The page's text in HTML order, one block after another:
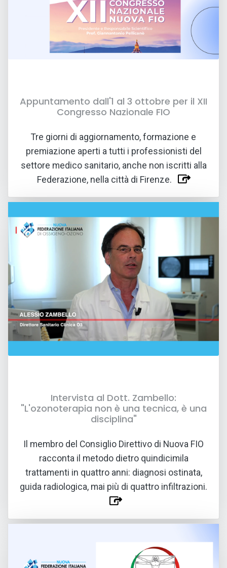
Appuntamento dall'1 al 3 ottobre per il XII
Congresso Nazionale FIO
Tre giorni di aggiornamento, formazione e
premiazione aperti a tutti i professionisti del
settore medico sanitario, anche non iscritti alla
Federazione, nella città di Firenze.
Intervista al Dott. Zambello:
"L'ozonoterapia non è una tecnica, è una
disciplina"
Il membro del Consiglio Direttivo di Nuova FIO
racconta il metodo dietro quindicimila
trattamenti in quattro anni: diagnosi ostinata,
guida radiologica, mai più di quattro infiltrazioni.